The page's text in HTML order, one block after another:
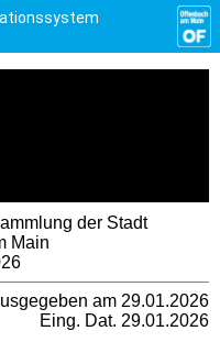
der Stadt
Main
am 29.01.2026
Eing. Dat. 29.01.2026